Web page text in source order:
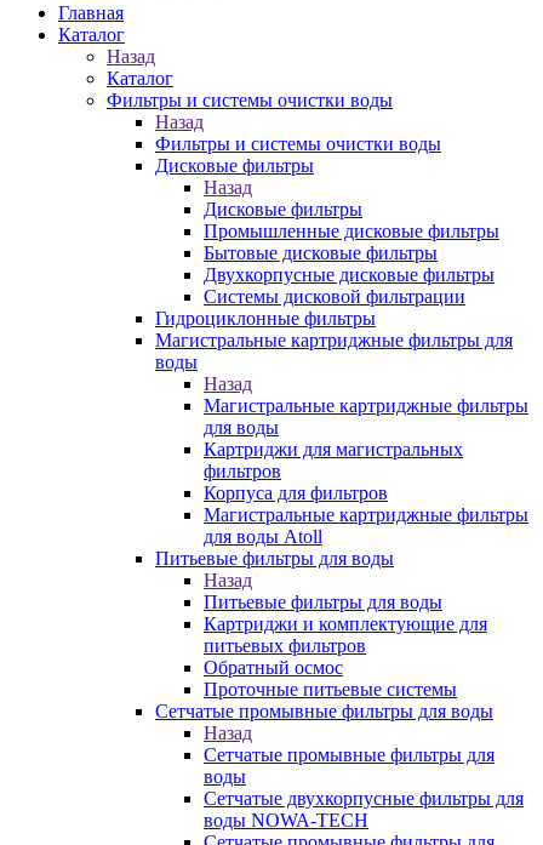
Главная
Каталог
Назад
Каталог
Фильтры и системы очистки воды
Назад
Фильтры и системы очистки воды
Дисковые фильтры
Назад
Дисковые фильтры
Промышленные дисковые фильтры
Бытовые дисковые фильтры
Двухкорпусные дисковые фильтры
Системы дисковой фильтрации
Гидроциклонные фильтры
Магистральные картриджные фильтры для
воды
Назад
Магистральные картриджные фильтры
для воды
Картриджи для магистральных
фильтров
Корпуса для фильтров
Магистральные картриджные фильтры
для воды Atoll
Питьевые фильтры для воды
Назад
Питьевые фильтры для воды
Картриджи и комплектующие для
питьевых фильтров
Обратный осмос
Проточные питьевые системы
Сетчатые промывные фильтры для воды
Назад
Сетчатые промывные фильтры для
воды
Сетчатые двухкорпусные фильтры для
воды NOWA-TECH